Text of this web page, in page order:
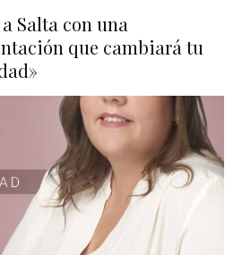
Salta con una
que cambiará tu